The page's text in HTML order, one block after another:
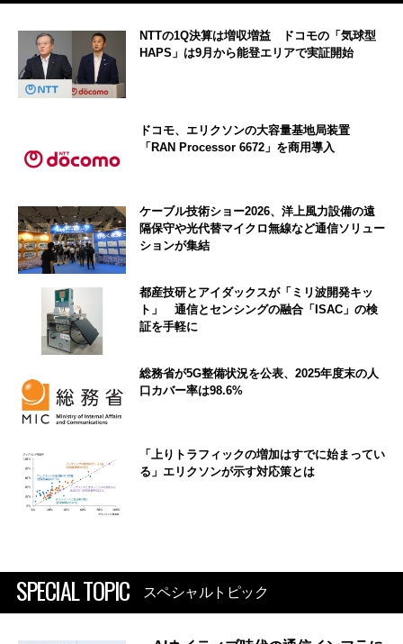
NTTの1Q決算は増収増益 ドコモの「気球型
HAPS」は9月から能登エリアで実証開始
ドコモ、エリクソンの大容量基地局装置
「RAN Processor 6672」を商用導入
ケーブル技術ショー2026、洋上風力設備の遠
隔保守や光代替マイクロ無線など通信ソリュー
ションが集結
都産技研とアイダックスが「ミリ波開発キッ
ト」 通信とセンシングの融合「ISAC」の検
証を手軽に
総務省が5G整備状況を公表、2025年度末の人
口カバー率は98.6%
「上りトラフィックの増加はすでに始まってい
る」エリクソンが示す対応策とは
SPECIAL TOPIC スペシャルトピック